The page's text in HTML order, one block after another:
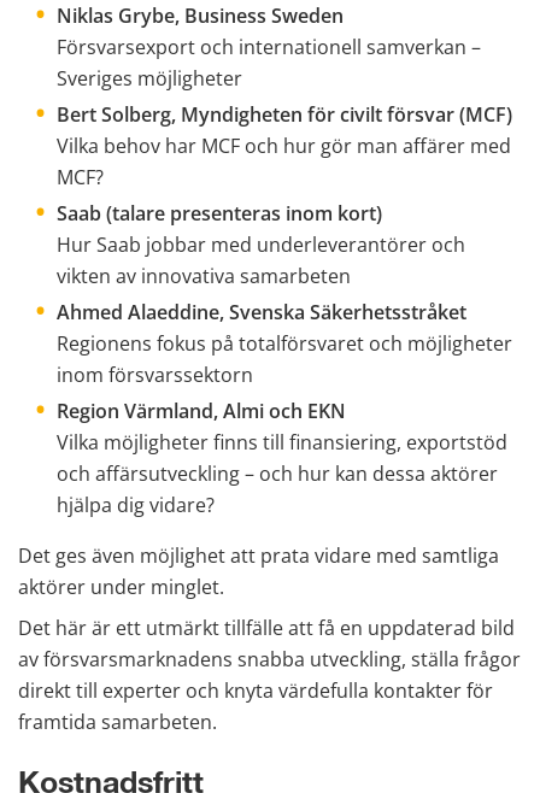
Niklas Grybe, Business Sweden
Försvarsexport och internationell samverkan –
Sveriges möjligheter
Bert Solberg, Myndigheten för civilt försvar (MCF)
Vilka behov har MCF och hur gör man affärer med
MCF?
Saab (talare presenteras inom kort)
Hur Saab jobbar med underleverantörer och
vikten av innovativa samarbeten
Ahmed Alaeddine, Svenska Säkerhetsstråket
Regionens fokus på totalförsvaret och möjligheter
inom försvarssektorn
Region Värmland, Almi och EKN
Vilka möjligheter finns till finansiering, exportstöd
och affärsutveckling – och hur kan dessa aktörer
hjälpa dig vidare?
Det ges även möjlighet att prata vidare med samtliga
aktörer under minglet.
Det här är ett utmärkt tillfälle att få en uppdaterad bild
av försvarsmarknadens snabba utveckling, ställa frågor
direkt till experter och knyta värdefulla kontakter för
framtida samarbeten.
Kostnadsfritt